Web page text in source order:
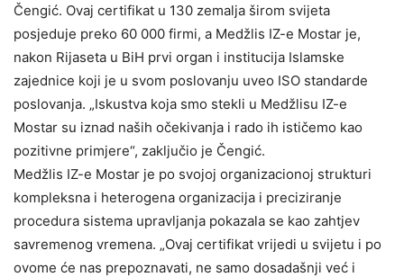
Čengić. Ovaj certifikat u 130 zemalja širom svijeta
posjeduje preko 60 000 firmi, a Medžlis IZ-e Mostar je,
nakon Rijaseta u BiH prvi organ i institucija Islamske
zajednice koji je u svom poslovanju uveo ISO standarde
poslovanja. „Iskustva koja smo stekli u Medžlisu IZ-e
Mostar su iznad naših očekivanja i rado ih ističemo kao
pozitivne primjere“, zaključio je Čengić.
Medžlis IZ-e Mostar je po svojoj organizacionoj strukturi
kompleksna i heterogena organizacija i preciziranje
procedura sistema upravljanja pokazala se kao zahtjev
savremenog vremena. „Ovaj certifikat vrijedi u svijetu i po
ovome će nas prepoznavati, ne samo dosadašnji već i